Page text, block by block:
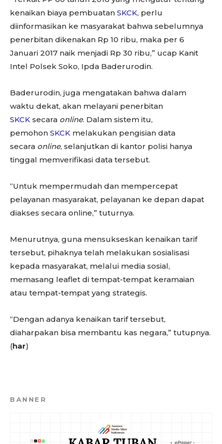
kenaikan biaya pembuatan SKCK, perlu
diinformasikan ke masyarakat bahwa sebelumnya
penerbitan dikenakan Rp 10 ribu, maka per 6
Januari 2017 naik menjadi Rp 30 ribu,” ucap Kanit
Intel Polsek Soko, Ipda Baderurodin.
Baderurodin, juga mengatakan bahwa dalam
waktu dekat, akan melayani penerbitan
SKCK secara online. Dalam sistem itu,
pemohon SKCK melakukan pengisian data
secara online, selanjutkan di kantor polisi hanya
tinggal memverifikasi data tersebut.
“Untuk mempermudah dan mempercepat
pelayanan masyarakat, pelayanan ke depan dapat
diakses secara online,” tuturnya.
Menurutnya, guna mensukseskan kenaikan tarif
tersebut, pihaknya telah melakukan sosialisasi
kepada masyarakat, melalui media sosial,
memasang leaflet di tempat-tempat keramaian
atau tempat-tempat yang strategis.
“Dengan adanya kenaikan tarif tersebut,
diaharpakan bisa membantu kas negara,” tutupnya.
(har)
BANNER